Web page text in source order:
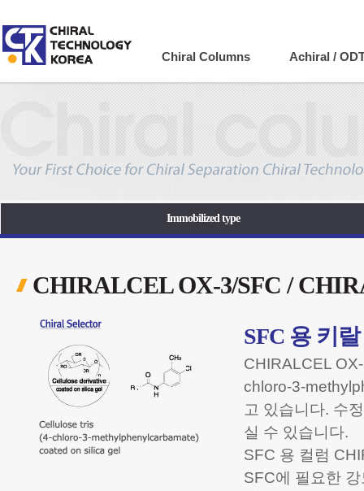
Company Chiral Columns Achiral /
Immobilized type
CHIRALCEL OX-3/SFC /
SFC 용 키
CHIRALCEL
chloro-3-
고 있습니다. 수
실 수 있습니다.
SFC 용 컬럼
SFC에 필요한